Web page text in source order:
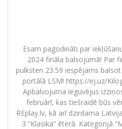
Esam pagodināti par
2024 fināla balsojumā! Par
pulksten 23.59 iespējams
portālā LSM! https://ej.uz/
Apbalvojuma ieguvējus
februārī, kas tiešraidē būs
REplay.lv, kā arī dzirdama
3 “Klasika” ēterā. Kategorijā